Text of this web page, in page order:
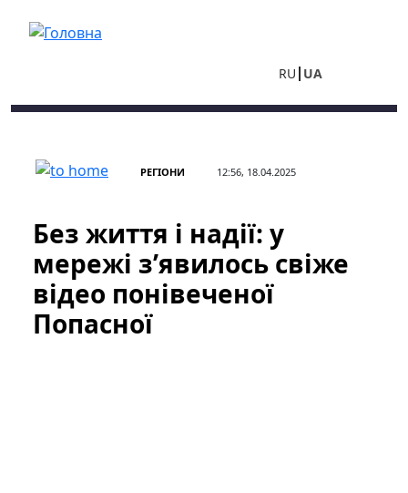
RU UA
РЕГІОНИ 12:56, 18.04.2025
Без життя і надії: у
мережі з’явилось свіже
відео понівеченої
Попасної